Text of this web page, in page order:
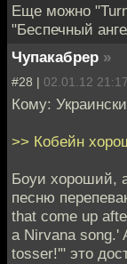
Еще можно
"Беспечный
Чупакабрер »
#28 | 02.01.12 21:17
Кому:
>> Кобейн
Боуи хороший,
песню
that come up
a Nirvana song.'
tosser!'" это